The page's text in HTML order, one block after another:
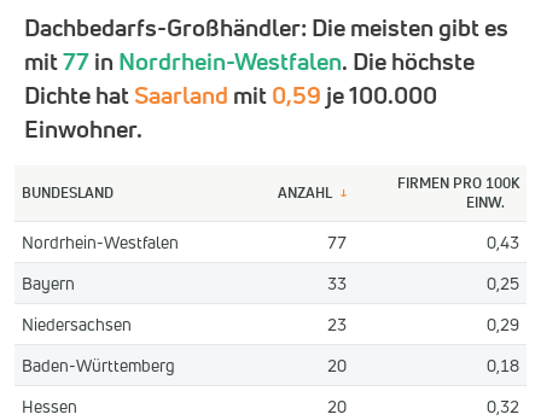
Dachbedarfs-Großhändler: Die meisten gibt es
mit77in Nordrhein-Westfalen. Die höchste
Dichte hatSaarland mit0,59 je 100.000
Einwohner.
BUNDESLAND ANZAHL ↓
FIRMEN PRO 100K
EINW.
Nordrhein-Westfalen 77
0,43
Bayern
33
0,25
Niedersachsen
23
0,29
Baden-Württemberg
20
0,18
Hessen
20
0,32